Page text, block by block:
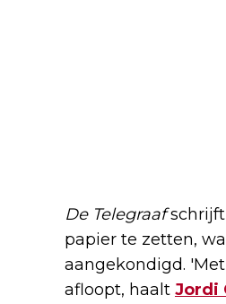
De Telegraafschrijft
papier te zetten,
aangekondigd.
afloopt, haalt Jordi